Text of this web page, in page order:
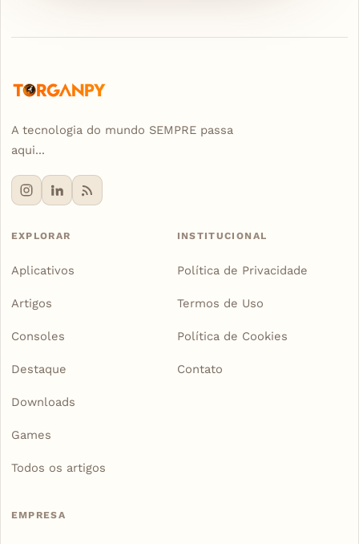
A tecnologia do mundo SEMPRE passa
aqui...
EXPLORAR
Aplicativos
Artigos
Consoles
Destaque
Downloads
Games
Todos os artigos
INSTITUCIONAL
Política de Privacidade
Termos de Uso
Política de Cookies
Contato
EMPRESA